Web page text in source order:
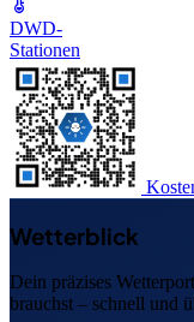
DWD-
Stationen
Wetterblick
Dein präzises
brauchst – schnell und